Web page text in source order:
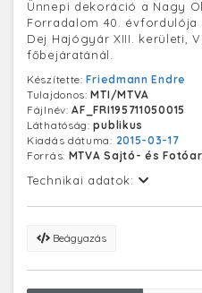
Ünnepi dekoráció a Nagy
Forradalom 40.
Dej Hajógyár XIII. kerületi,
főbejáratánál.
Készítette:Friedmann Endre
Tulajdonos:MTI/MTVA
Fájlnév:AF_FRI195711050015
Láthatóság:publikus
Kiadás dátuma: 2015-03-17
Forrás: MTVA Sajtó- és
Technikai adatok:
Beágyazás